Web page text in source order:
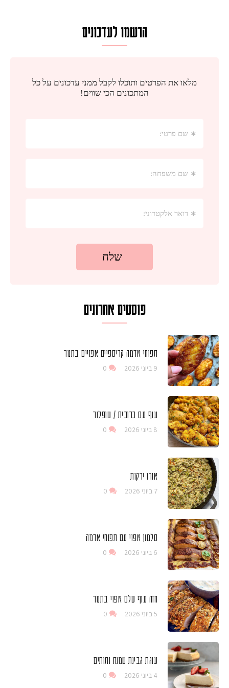
הרשמו לעדכונים
פוסטים אחרונים
תפוחי אדמה קריספיים אפויים בתנור
9 ביוני 2026 0
עוף עם כרובית / שופלור
8 ביוני 2026 0
אורז ירקות
7 ביוני 2026 0
סלמון אפוי עם תפוחי אדמה
6 ביוני 2026 0
חזה עוף שלם אפוי בתנור
5 ביוני 2026 0
עוגת גבינת שמנת ותותים
4 ביוני 2026 0